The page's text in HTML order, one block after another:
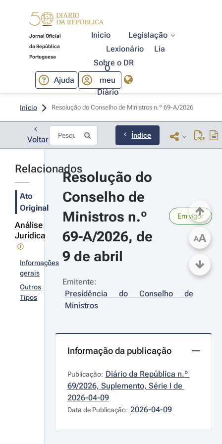
Jornal Oficial
da República
Portuguesa
Início
Legislação
Lexionário
Lia
Sobre o DR
Ajuda
O
meu
Diário
Início Resolução do Conselho de Ministros n.º 69-A/2026
Voltar Índice
Relacionados
Ato
Original
Análise
Jurídica
Informações
gerais
Outros
Tipos
Resolução do
Conselho de
Ministros n.º
69-A/2026, de
9 de abril
Em vigor
Emitente:
Presidência do Conselho de
Ministros
Informação da publicação
Publicação: Diário da República n.º
69/2026, Suplemento, Série I de
2026-04-09
Data de Publicação: 2026-04-09
AA